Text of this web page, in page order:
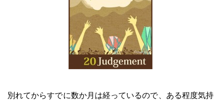
別れてからすでに数か月は経っているので、ある程度気持